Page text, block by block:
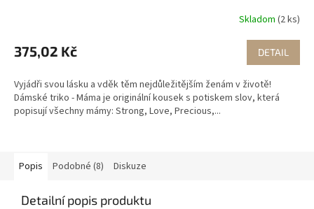
Skladom (2 ks)
375,02 Kč DETAIL
Vyjádři svou lásku a vděk těm nejdůležitějším ženám v životě!
Dámské triko - Máma je originální kousek s potiskem slov, která
popisují všechny mámy: Strong, Love, Precious,...
Popis Podobné (8) Diskuze
Detailní popis produktu